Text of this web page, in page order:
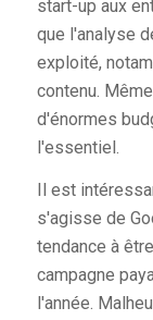
start-up aux
que l'analyse
exploité,
contenu.
d'énormes
l'essentiel.
Il est
s'agisse de
tendance à
campagne
l'année.